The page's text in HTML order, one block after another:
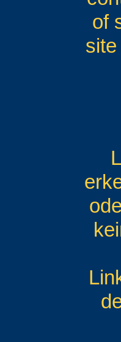
of